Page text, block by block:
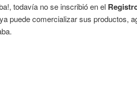
todavía no se inscribió en el
puede comercializar sus productos,